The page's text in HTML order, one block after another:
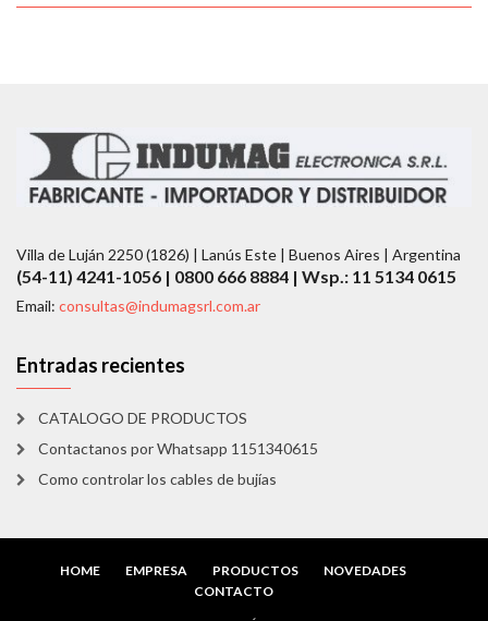
Villa de Luján 2250 (1826) | Lanús Este | Buenos Aires | Argentina
(54-11) 4241-1056 | 0800 666 8884 | Wsp.: 11 5134 0615
Email: consultas@indumagsrl.com.ar
Entradas recientes
CATALOGO DE PRODUCTOS
Contactanos por Whatsapp 1151340615
Como controlar los cables de bujías
HOME EMPRESA PRODUCTOS
NOVEDADES
CONTACTO